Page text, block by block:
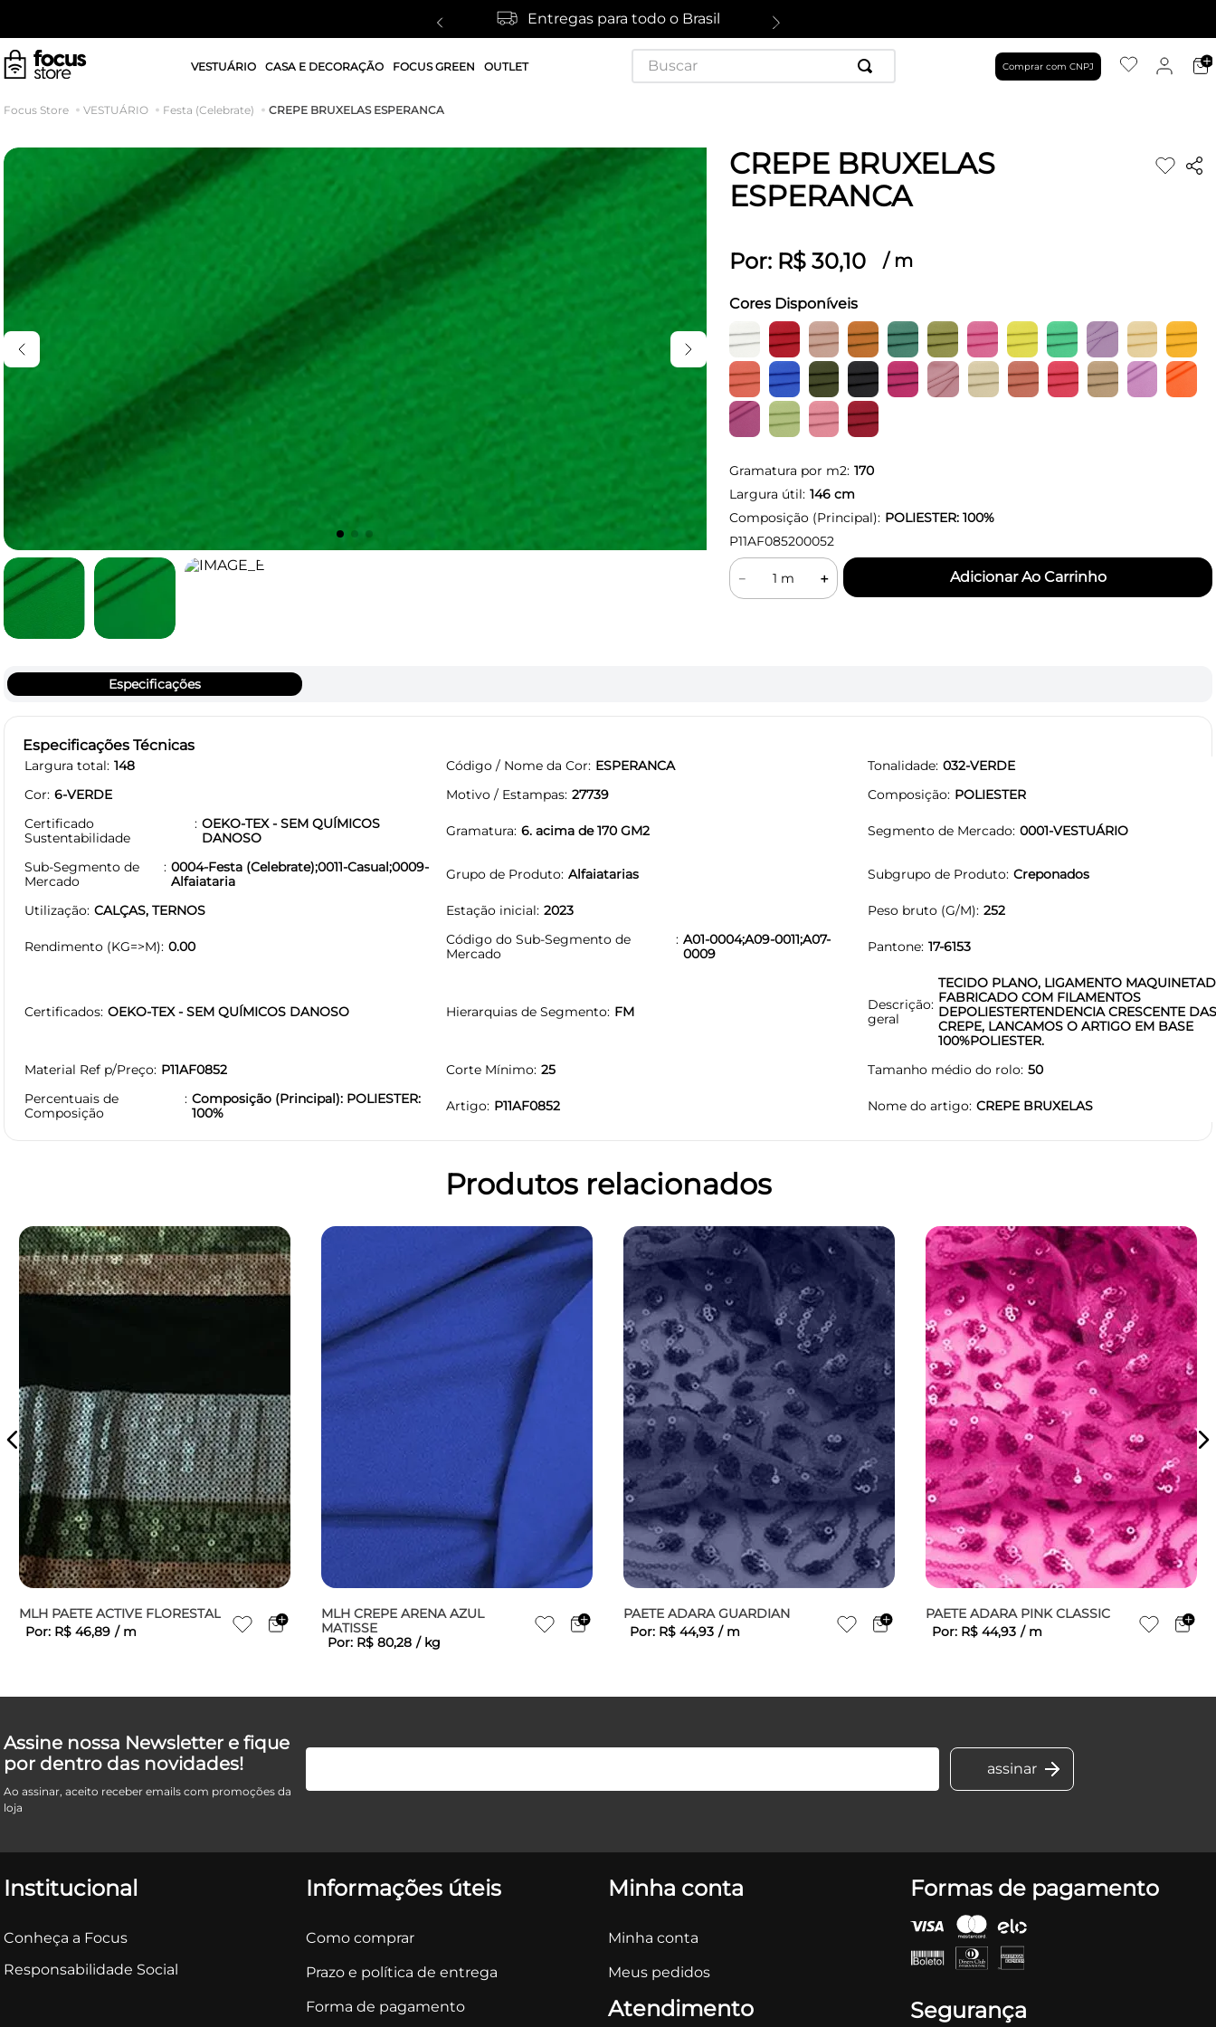
Entregas para todo o Brasil
VESTUÁRIO CASA E DECORAÇÃO FOCUS GREEN OUTLET
Buscar
Comprar com CNPJ
VESTUÁRIO Festa (Celebrate) CREPE BRUXELAS ESPERANCA
CREPE BRUXELAS
ESPERANCA
Por: R$ 30,10 / m
Cores Disponíveis
Gramatura por m2: 170
Largura útil: 146cm
Composição (Principal): POLIESTER: 100%
P11AF085200052
＋
－
Especificações
Especificações Técnicas
Largura total 148 Código / Nome da Cor ESPERANCA Tonalidade 032-VERDE
Cor 6-VERDE Motivo / Estampas 27739 Composição POLIESTER
Certificado
Sustentabilidade
OEKO-TEX - SEM QUÍMICOS
DANOSO
Gramatura 6. acima de 170 GM2 Segmento de Mercado 0001-VESTUÁRIO
Sub-Segmento de
Mercado
0004-Festa (Celebrate);0011-Casual;0009-
Alfaiataria
Grupo de Produto Alfaiatarias Subgrupo de Produto Creponados
Utilização CALÇAS, TERNOS Estação inicial 2023 Peso bruto (G/M) 252
Rendimento (KG=>M) 0.00
Código do Sub-Segmento de
Mercado
A01-0004;A09-0011;A07-
0009
Pantone 17-6153
Certificados OEKO-TEX - SEM QUÍMICOS DANOSO Hierarquias de Segmento FM
Descrição
geral
TECIDO PLANO, LIGAMENTO
FABRICADO COM FILAMENTOS
DEPOLIESTERTENDENCIA CRESCENTE
CREPE, LANCAMOS O ARTIGO EM BASE
100%POLIESTER.
Material Ref p/Preço P11AF0852 Corte Mínimo 25 Tamanho médio do rolo 50
Percentuais de
Composição
Composição (Principal): POLIESTER:
100%
Artigo P11AF0852 Nome do artigo CREPE BRUXELAS
Produtos relacionados
MLH PAETE ACTIVE FLORESTAL
Por: R$ 46,89 / m
MLH CREPE ARENA AZUL
MATISSE
Por: R$ 80,28 / kg
PAETE ADARA GUARDIAN
Por: R$ 44,93 / m
PAETE ADARA PINK CLASSIC
Por: R$ 44,93 / m
Assine nossa Newsletter e fique
por dentro das novidades!
Ao assinar, aceito receber emails com promoções da
loja
Institucional
Conheça a Focus
Responsabilidade Social
Informações úteis
Como comprar
Prazo e política de entrega
Forma de pagamento
Minha conta
Minha conta
Meus pedidos
Atendimento
Formas de pagamento
Segurança